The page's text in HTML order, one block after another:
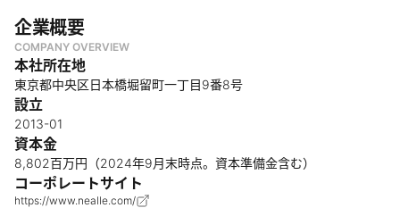
企業概要
COMPANY OVERVIEW
本社所在地
東京都中央区日本橋堀留町一丁目9番8号
設立
2013-01
資本金
8,802百万円（2024年9月末時点。資本準備金含む）
コーポレートサイト
https://www.nealle.com/